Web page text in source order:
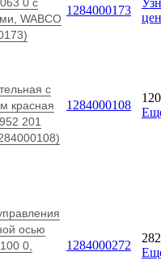
WABCO
1284000173
с
красная
201
1284000108
осью
0,
1284000272